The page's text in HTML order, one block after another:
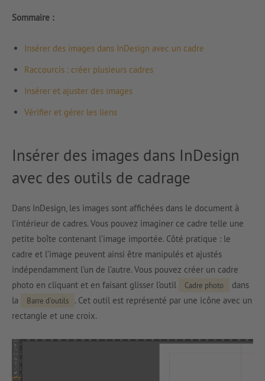
Sommaire :
Insérer des images dans InDesign avec un cadre
Raccourcis : créer plusieurs cadres
Insérer et ajuster des images
Vérifier et gérer les liens
Insérer des images dans InDesign
avec des outils de cadrage
Dans InDesign, les images sont affichées dans le document à
l’intérieur de cadres. Vous pouvez imaginer ce cadre telle une
petite boîte contenant l’image importée. Côté pratique : le
cadre et l’image peuvent ainsi être manipulés et ajustés
indépendamment l’un de l’autre. Vous pouvez créer un cadre
photo en cliquant et en faisant glisser l’outil
Cadre photo
dans
la
Barre d’outils
. Cet outil est représenté par une icône avec un
rectangle et une croix.